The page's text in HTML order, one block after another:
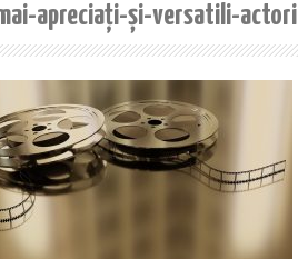
apreciați-și-versatili-actori